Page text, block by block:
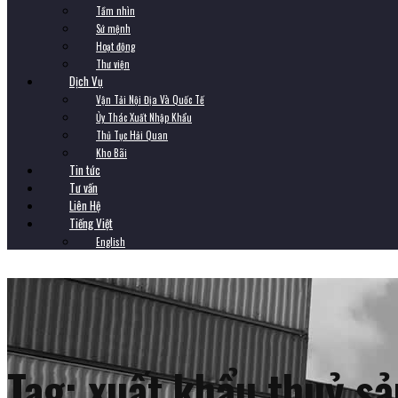
Tầm nhìn
Sứ mệnh
Hoạt động
Thư viện
Dịch Vụ
Vận Tải Nội Địa Và Quốc Tế
Ủy Thác Xuất Nhập Khẩu
Thủ Tục Hải Quan
Kho Bãi
Tin tức
Tư vấn
Liên Hệ
Tiếng Việt
English